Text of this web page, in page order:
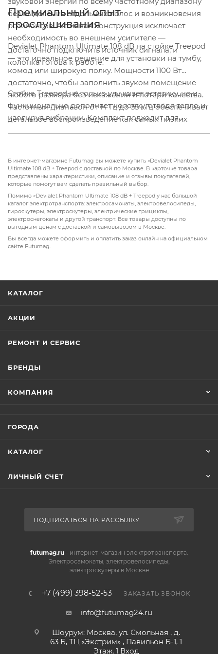
без выделения отдельных полос и возникновения
резонансов. Активная конструкция исключает
необходимость во внешнем усилителе —
достаточно подключить источник сигнала, и
колонка готова к работе.
Премиальный опыт
прослушивания
Devialet Phantom Ultimate 108 dB на стойке Treepod
— это идеальное решение для установки на тумбу,
комод или широкую полку. Мощности 1100 Вт
достаточно, чтобы заполнить звуком помещение
любого размера без искажений и потери качества.
Частотный диапазон от 14 Гц до 35 кГц обеспечивает
детальное воспроизведение как самых низких
Стойка Treepod не только улучшает эстетику, но и
функционально дополняет колонку, отводя тепло и
изолируя вибрации. Комплект подходит для
кто ценит бескомпромиссное звучание и
изысканный дизайн.
В интернет-магазине Futumag вы можете купить «Devialet Phantom
Ultimate 108 dB + Treepod с доставкой по Москве. В карточке товара
представлены характеристики, описание и отзывы покупателей,
которые помогут вам сделать правильный выбор.
Помимо «Devialet Phantom Ultimate 108 dB + Treepod у нас большой
каталог электротранспорта: электросамокаты, электровелосипеды,
гироскутеры, электроскутеры, электрические трициклы,
электроснегокаты и другой транспорт. Все товары доступны по
выгодным ценам с доставкой и самовывозом в Москве.
Вы всегда можете оформить и оплатить заказ онлайн на официальном
сайте Futumag.
КАТАЛОГ
АКЦИИ
РЕМОНТ И СЕРВИС
БРЕНДЫ
КОМПАНИЯ
ГОРОДА
КАТАЛОГ
ЛИЧНЫЙ СЧЕТ
ПОДПИСАТЬСЯ НА РАССЫЛКУ
futumag.ru- интернет-магазин электротранспорта.
Электросамокаты, электровелосипеды,
электроскутеры в Москве
+7 (499) 398-52-53 ЗАКАЗАТЬ ЗВОНОК
info@futumag24.ru
Шоурум: Москва, ул. Смольная , д.
63 Б, ТЦ «Экстрим» , Павильон Б-1, 1
Этаж, 1 Вход